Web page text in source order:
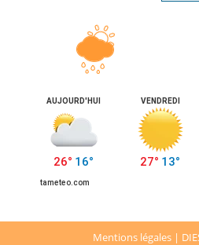
Mentions légales |